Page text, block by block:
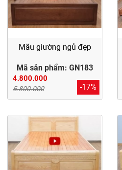
Mẫu giường ngủ đẹp
Mã sản phẩm: GN183
4.800.000
5.800.000 -17%